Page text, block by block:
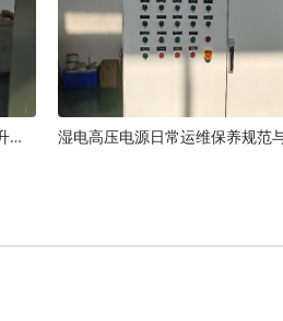
湿电高频高压电源节能技术优势与能效提升原理